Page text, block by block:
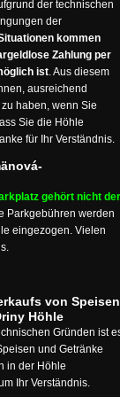
der technischen
der
kommen
Zahlung per
ist. Aus diesem
ausreichend
haben, wenn Sie
Sie die Höhle
für Ihr Verständnis.
gehört nicht der
Parkgebühren werden
eingezogen. Vielen
von Speisen
Höhle
Gründen ist
und Getränke
in der Höhle
Ihr Verständnis.